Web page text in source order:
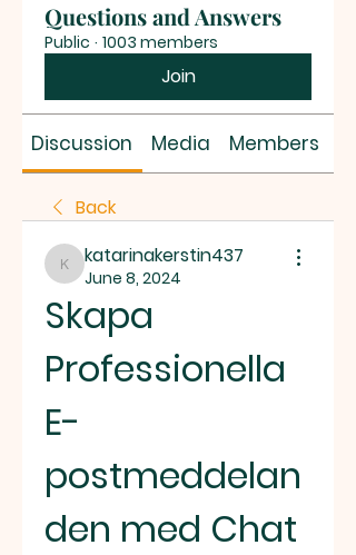
Questions and Answers
Public · 1003 members
Join
Discussion Media Members
Back
katarinakerstin437
katarinakerstin437
June 8, 2024
Skapa
Professionella
E-
postmeddelan
den med Chat